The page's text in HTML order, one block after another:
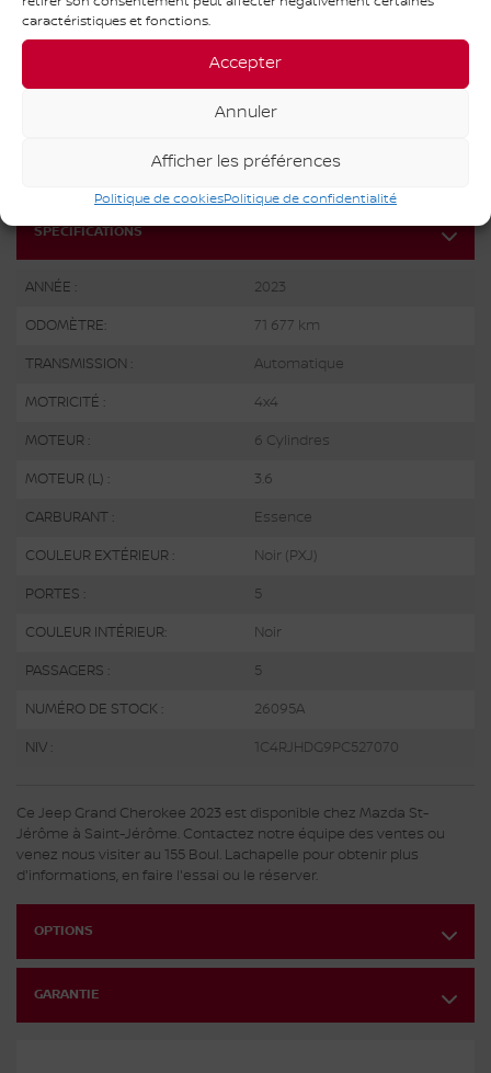
caractéristiques et fonctions.
Accepter
Annuler
Afficher les préférences
Politique de cookiesPolitique de confidentialité
OBTENEZ LE RAPPORT
SPÉCIFICATIONS
ANNÉE : 2023
ODOMÈTRE: 71 677 km
TRANSMISSION : Automatique
MOTRICITÉ : 4x4
MOTEUR : 6 Cylindres
MOTEUR (L) : 3.6
CARBURANT : Essence
COULEUR EXTÉRIEUR : Noir (PXJ)
PORTES : 5
COULEUR INTÉRIEUR: Noir
PASSAGERS : 5
NUMÉRO DE STOCK : 26095A
NIV : 1C4RJHDG9PC527070
Ce Jeep Grand Cherokee 2023 est disponible chez Mazda St-
Jérôme à Saint-Jérôme. Contactez notre équipe des ventes ou
venez nous visiter au 155 Boul. Lachapelle pour obtenir plus
d'informations, en faire l'essai ou le réserver.
OPTIONS
GARANTIE
Voir notre inventaire au complet